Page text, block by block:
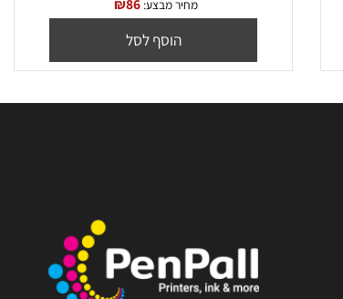
ראש דיו צבעוני מקורי HP 652 - F6V24AE
מחיר מבצע: ₪86
הוסף לסל